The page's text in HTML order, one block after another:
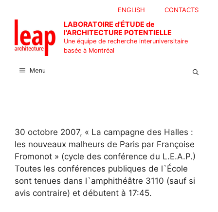
contenu
CONTACTS
ENGLISH
LABORATOIRE d'ÉTUDE de
l'ARCHITECTURE POTENTIELLE
Une équipe de recherche interuniversitaire
basée à Montréal
Menu
30 octobre 2007, « La campagne des Halles :
les nouveaux malheurs de Paris par Françoise
Fromonot » (cycle des conférence du L.E.A.P.)
Toutes les conférences publiques de l`École
sont tenues dans l`amphithéâtre 3110 (sauf si
avis contraire) et débutent à 17:45.